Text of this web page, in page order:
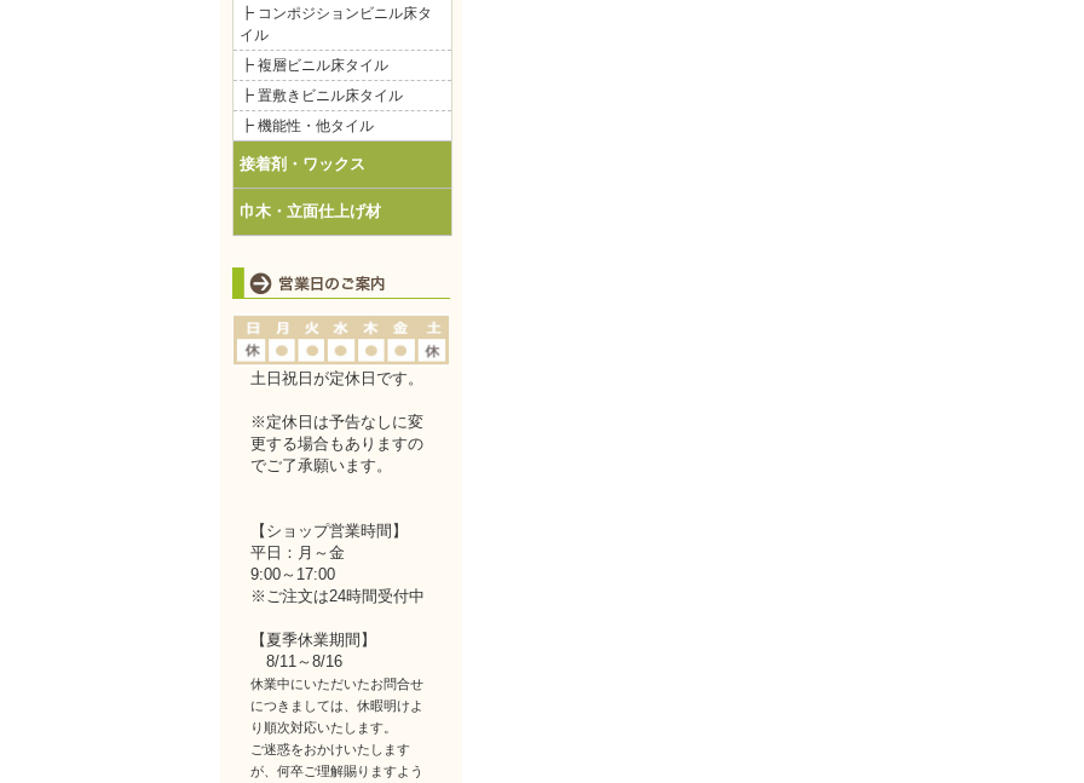
┣ コンポジションビニル床タ
イル
┣ 複層ビニル床タイル
┣ 置敷きビニル床タイル
┣ 機能性・他タイル
接着剤・ワックス
巾木・立面仕上げ材
土日祝日が定休日です。
※定休日は予告なしに変
更する場合もありますの
でご了承願います。
【ショップ営業時間】
平日：月～金
9:00～17:00
※ご注文は24時間受付中
【夏季休業期間】
8/11～8/16
休業中にいただいたお問合せ
につきましては、休暇明けよ
り順次対応いたします。
ご迷惑をおかけいたします
が、何卒ご理解賜りますよう